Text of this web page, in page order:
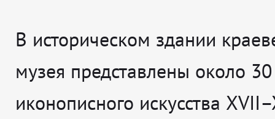
В историческом здании
музея представлены около
иконописного искусства